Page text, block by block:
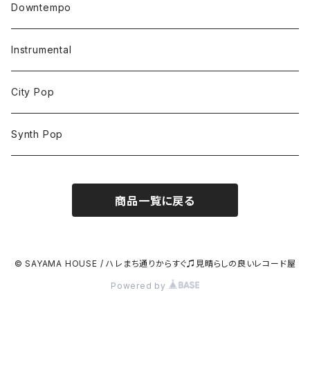
Downtempo
Instrumental
City Pop
Synth Pop
商品一覧に戻る
© SAYAMA HOUSE / ハレまち通りからすぐ♫見晴らしの良いレコード屋
Powered by